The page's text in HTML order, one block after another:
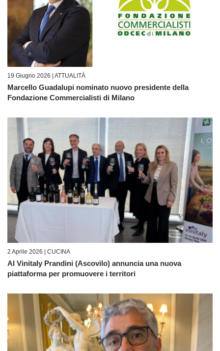
19 Giugno 2026 | ATTUALITÀ
Marcello Guadalupi nominato nuovo presidente della
Fondazione Commercialisti di Milano
2 Aprile 2026 | CUCINA
Al Vinitaly Prandini (Ascovilo) annuncia una nuova
piattaforma per promuovere i territori